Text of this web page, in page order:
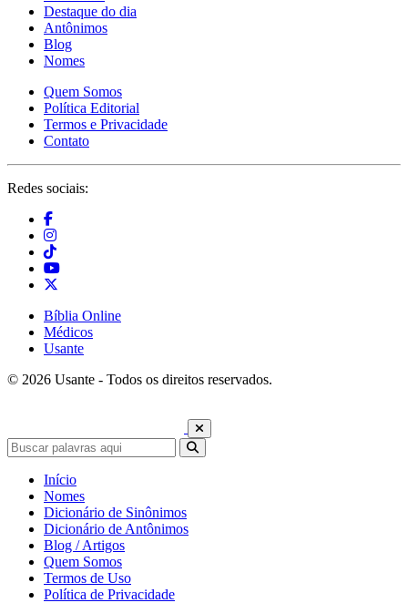
Destaque do dia
Antônimos
Blog
Nomes
Quem Somos
Política Editorial
Termos e Privacidade
Contato
Redes sociais:
Bíblia Online
Médicos
Usante
© 2026 Usante - Todos os direitos reservados.
Início
Nomes
Dicionário de Sinônimos
Dicionário de Antônimos
Blog / Artigos
Quem Somos
Termos de Uso
Política de Privacidade